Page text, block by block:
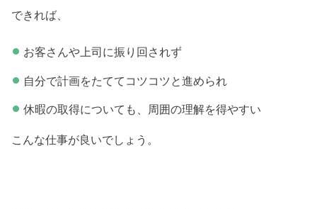
できれば、
お客さんや上司に振り回されず
自分で計画をたててコツコツと進められ
休暇の取得についても、周囲の理解を得やすい
こんな仕事が良いでしょう。